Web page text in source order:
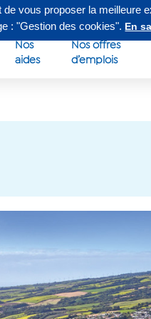
Nos
aides
Nos offres
d’emplois
vous proposer la meilleure
: "Gestion des cookies". En